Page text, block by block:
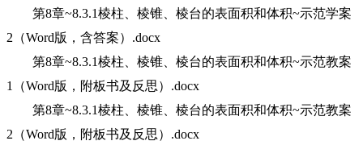
第8章~8.3.1棱柱、棱锥、棱台的表面积和体积~示范学案
2（Word版，含答案）.docx
第8章~8.3.1棱柱、棱锥、棱台的表面积和体积~示范教案
1（Word版，附板书及反思）.docx
第8章~8.3.1棱柱、棱锥、棱台的表面积和体积~示范教案
2（Word版，附板书及反思）.docx